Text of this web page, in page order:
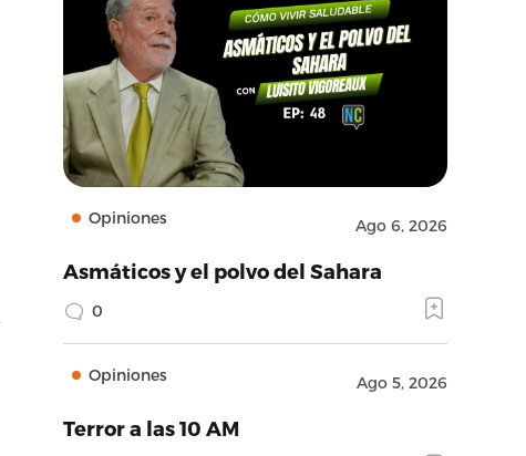
Opiniones Ago 6, 2026
Asmáticos y el polvo del Sahara
0
Opiniones Ago 5, 2026
Terror a las 10 AM